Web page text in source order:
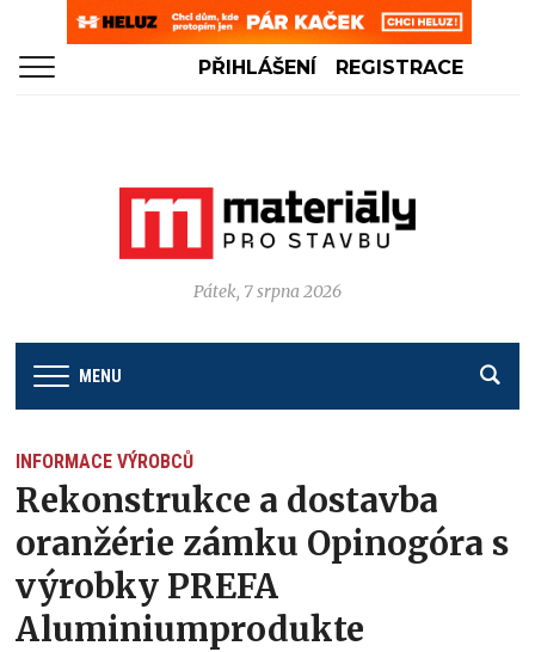
PŘIHLÁŠENÍ REGISTRACE
Pátek, 7 srpna 2026
MENU
INFORMACE VÝROBCŮ
Rekonstrukce a dostavba
oranžérie zámku Opinogóra s
výrobky PREFA
Aluminiumprodukte